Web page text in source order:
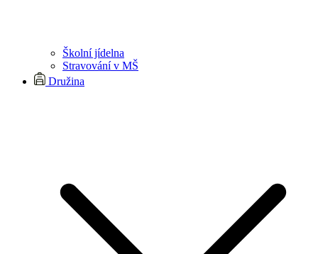
Školní jídelna
Stravování v MŠ
Družina